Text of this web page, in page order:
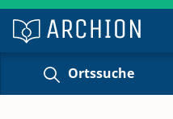
Ortssuche